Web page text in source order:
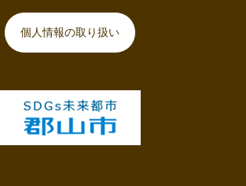
個人情報の取り扱い